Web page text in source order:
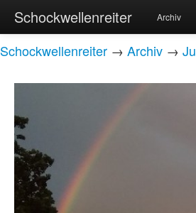
Schockwellenreiter Archiv
Schockwellenreiter → Archiv →